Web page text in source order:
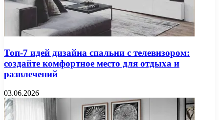
Топ-7 идей дизайна спальни с телевизором:
создайте комфортное место для отдыха и
развлечений
03.06.2026